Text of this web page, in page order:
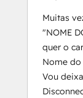
Muitas
"NOME
quer o
Nome do
Vou